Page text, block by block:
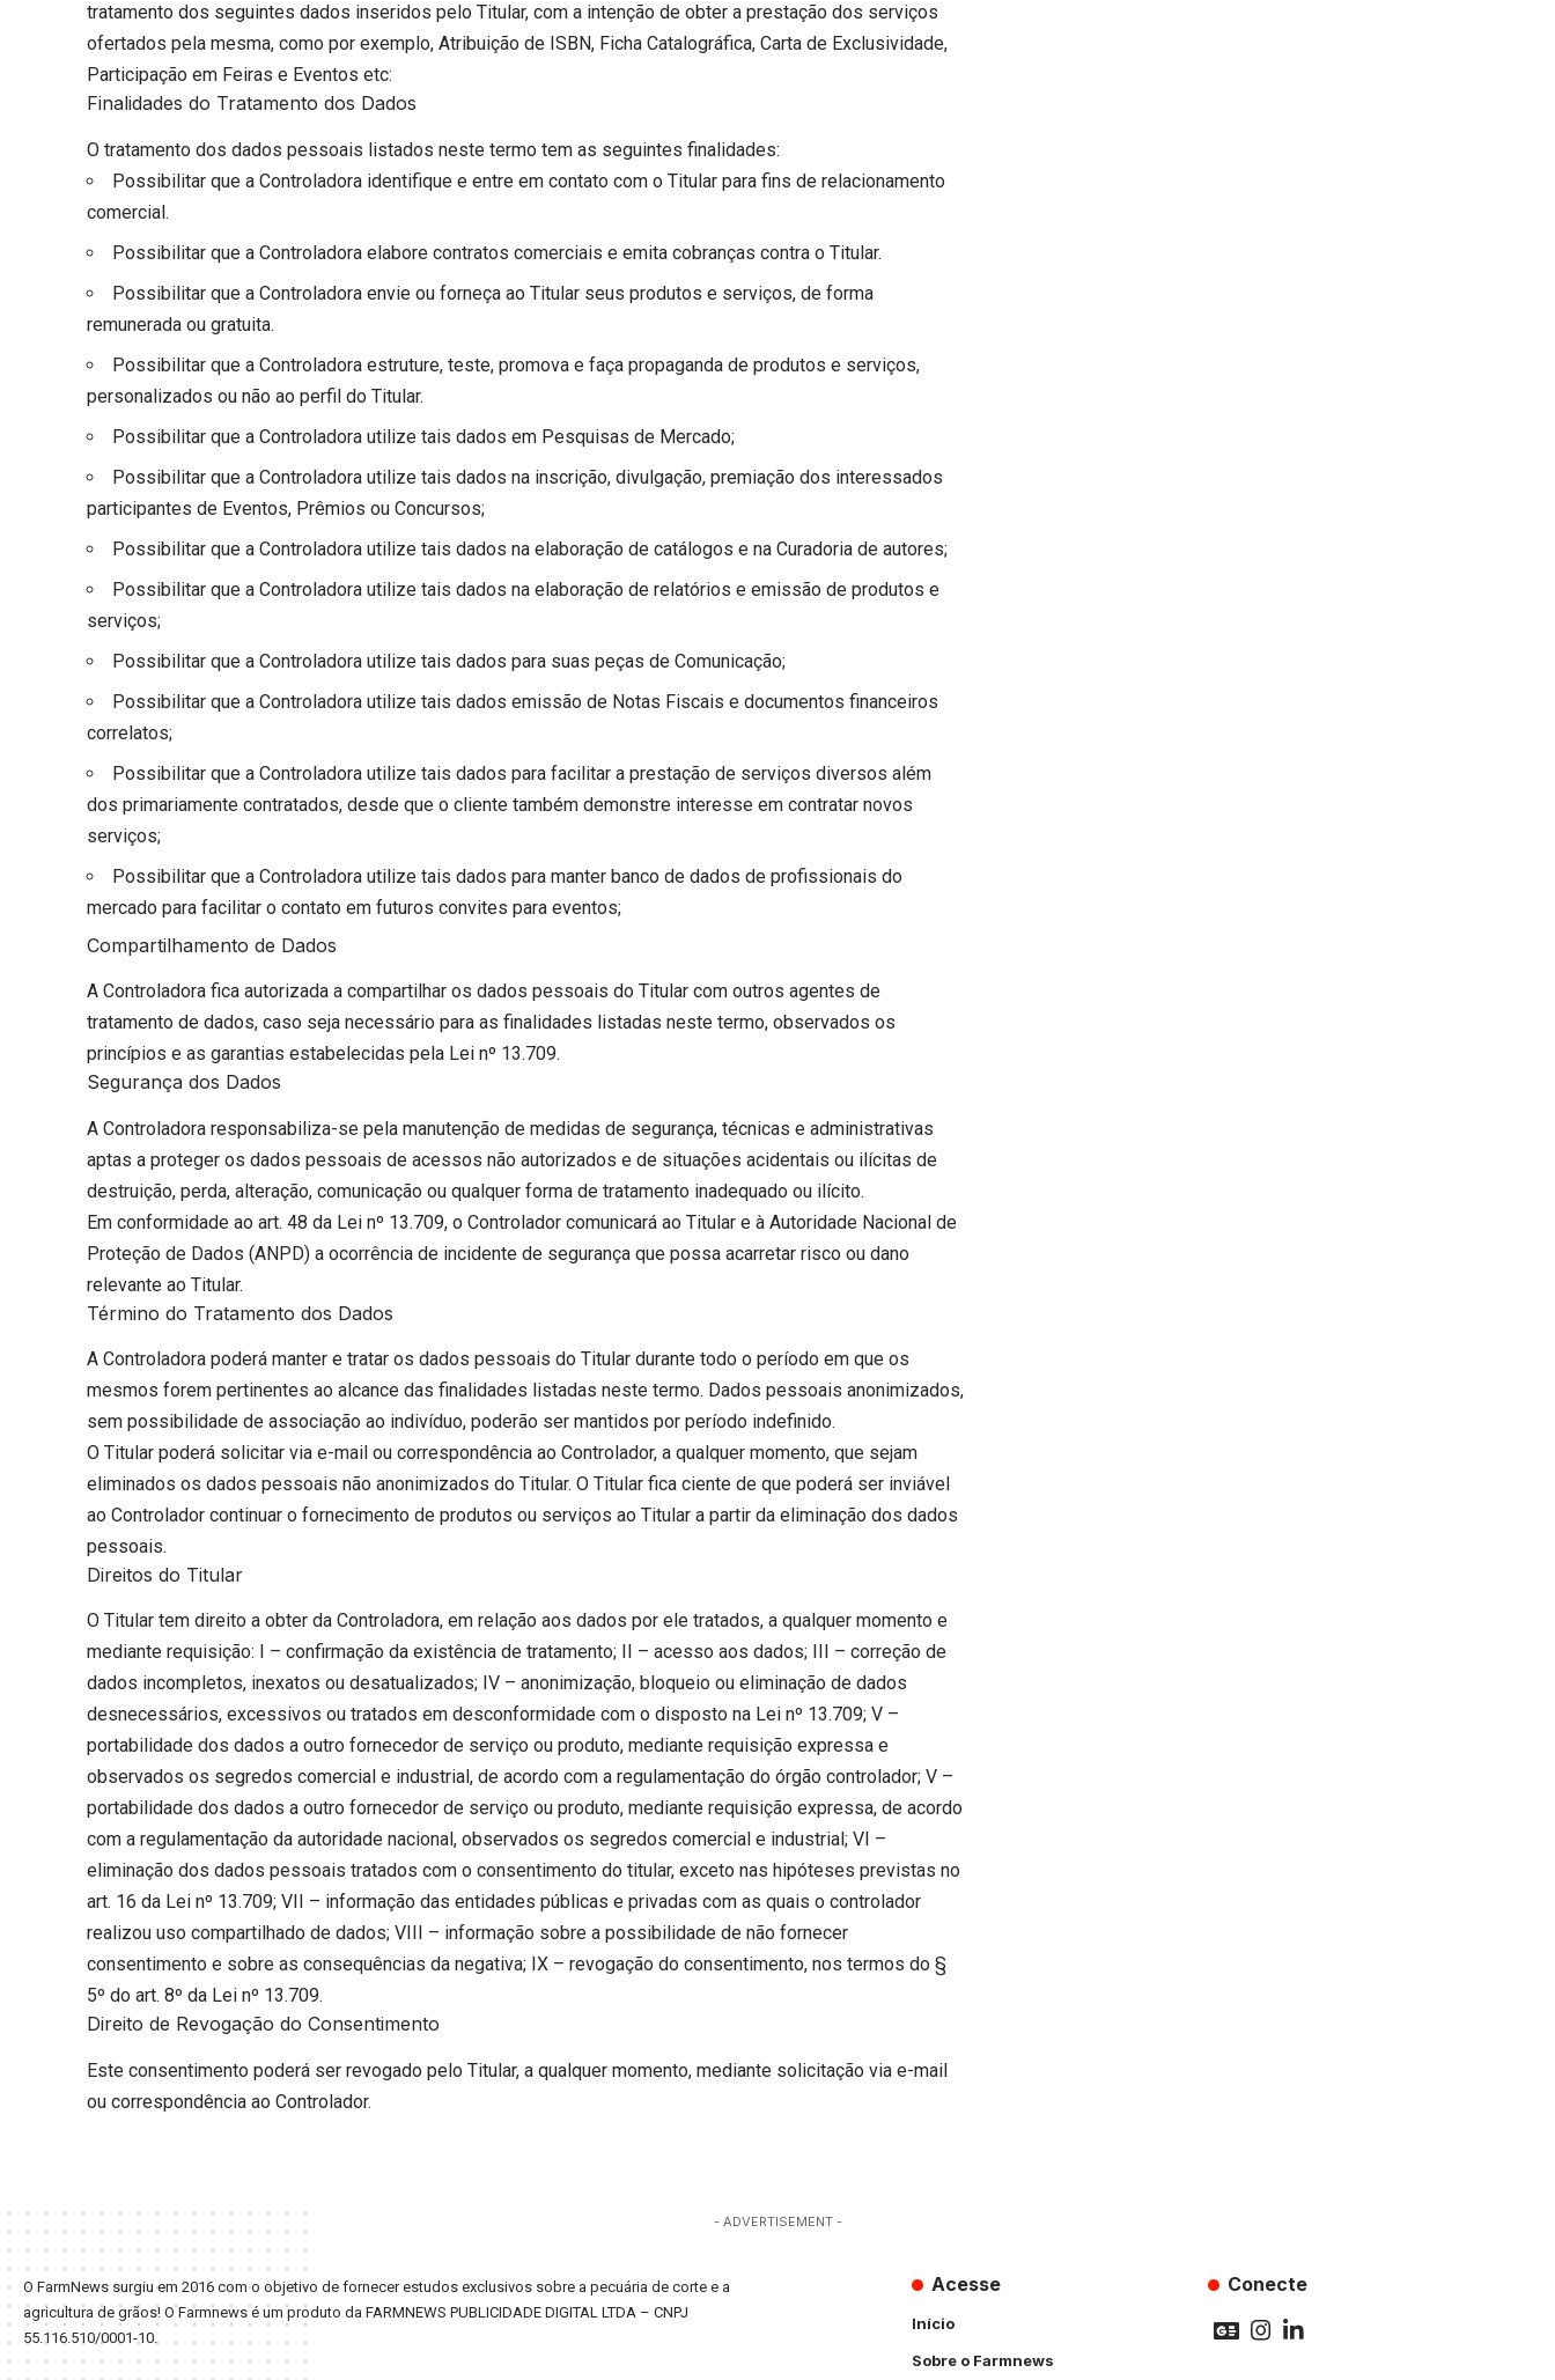
tratamento dos seguintes dados inseridos pelo Titular, com a intenção de obter a prestação dos serviços
ofertados pela mesma, como por exemplo, Atribuição de ISBN, Ficha Catalográfica, Carta de Exclusividade,
Participação em Feiras e Eventos etc:
Finalidades do Tratamento dos Dados
O tratamento dos dados pessoais listados neste termo tem as seguintes finalidades:
Possibilitar que a Controladora identifique e entre em contato com o Titular para fins de relacionamento
comercial.
Possibilitar que a Controladora elabore contratos comerciais e emita cobranças contra o Titular.
Possibilitar que a Controladora envie ou forneça ao Titular seus produtos e serviços, de forma
remunerada ou gratuita.
Possibilitar que a Controladora estruture, teste, promova e faça propaganda de produtos e serviços,
personalizados ou não ao perfil do Titular.
Possibilitar que a Controladora utilize tais dados em Pesquisas de Mercado;
Possibilitar que a Controladora utilize tais dados na inscrição, divulgação, premiação dos interessados
participantes de Eventos, Prêmios ou Concursos;
Possibilitar que a Controladora utilize tais dados na elaboração de catálogos e na Curadoria de autores;
Possibilitar que a Controladora utilize tais dados na elaboração de relatórios e emissão de produtos e
serviços;
Possibilitar que a Controladora utilize tais dados para suas peças de Comunicação;
Possibilitar que a Controladora utilize tais dados emissão de Notas Fiscais e documentos financeiros
correlatos;
Possibilitar que a Controladora utilize tais dados para facilitar a prestação de serviços diversos além
dos primariamente contratados, desde que o cliente também demonstre interesse em contratar novos
serviços;
Possibilitar que a Controladora utilize tais dados para manter banco de dados de profissionais do
mercado para facilitar o contato em futuros convites para eventos;
Compartilhamento de Dados
A Controladora fica autorizada a compartilhar os dados pessoais do Titular com outros agentes de
tratamento de dados, caso seja necessário para as finalidades listadas neste termo, observados os
princípios e as garantias estabelecidas pela Lei nº 13.709.
Segurança dos Dados
A Controladora responsabiliza-se pela manutenção de medidas de segurança, técnicas e administrativas
aptas a proteger os dados pessoais de acessos não autorizados e de situações acidentais ou ilícitas de
destruição, perda, alteração, comunicação ou qualquer forma de tratamento inadequado ou ilícito.
Em conformidade ao art. 48 da Lei nº 13.709, o Controlador comunicará ao Titular e à Autoridade Nacional de
Proteção de Dados (ANPD) a ocorrência de incidente de segurança que possa acarretar risco ou dano
relevante ao Titular.
Término do Tratamento dos Dados
A Controladora poderá manter e tratar os dados pessoais do Titular durante todo o período em que os
mesmos forem pertinentes ao alcance das finalidades listadas neste termo. Dados pessoais anonimizados,
sem possibilidade de associação ao indivíduo, poderão ser mantidos por período indefinido.
O Titular poderá solicitar via e-mail ou correspondência ao Controlador, a qualquer momento, que sejam
eliminados os dados pessoais não anonimizados do Titular. O Titular fica ciente de que poderá ser inviável
ao Controlador continuar o fornecimento de produtos ou serviços ao Titular a partir da eliminação dos dados
pessoais.
Direitos do Titular
O Titular tem direito a obter da Controladora, em relação aos dados por ele tratados, a qualquer momento e
mediante requisição: I – confirmação da existência de tratamento; II – acesso aos dados; III – correção de
dados incompletos, inexatos ou desatualizados; IV – anonimização, bloqueio ou eliminação de dados
desnecessários, excessivos ou tratados em desconformidade com o disposto na Lei nº 13.709; V –
portabilidade dos dados a outro fornecedor de serviço ou produto, mediante requisição expressa e
observados os segredos comercial e industrial, de acordo com a regulamentação do órgão controlador; V –
portabilidade dos dados a outro fornecedor de serviço ou produto, mediante requisição expressa, de acordo
com a regulamentação da autoridade nacional, observados os segredos comercial e industrial; VI –
eliminação dos dados pessoais tratados com o consentimento do titular, exceto nas hipóteses previstas no
art. 16 da Lei nº 13.709; VII – informação das entidades públicas e privadas com as quais o controlador
realizou uso compartilhado de dados; VIII – informação sobre a possibilidade de não fornecer
consentimento e sobre as consequências da negativa; IX – revogação do consentimento, nos termos do §
5º do art. 8º da Lei nº 13.709.
Direito de Revogação do Consentimento
Este consentimento poderá ser revogado pelo Titular, a qualquer momento, mediante solicitação via e-mail
ou correspondência ao Controlador.
- ADVERTISEMENT -
O FarmNews surgiu em 2016 com o objetivo de fornecer estudos exclusivos sobre a pecuária de corte e a
agricultura de grãos! O Farmnews é um produto da FARMNEWS PUBLICIDADE DIGITAL LTDA – CNPJ
55.116.510/0001-10.
Acesse
Início
Sobre o Farmnews
Conecte